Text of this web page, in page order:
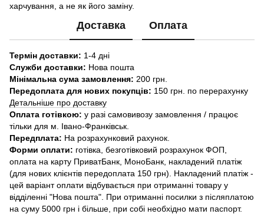
харчування, а не як його заміну.
Доставка Оплата
Термін доставки: 1-4 дні
Служби доставки: Нова пошта
Мінімальна сума замовлення: 200 грн.
Передоплата для нових покупців: 150 грн. по перерахунку
Детальніше про доставку
Оплата готівкою: у разі самовивозу замовлення / працює
тільки для м. Івано-Франківськ.
Передплата: На розрахунковий рахунок.
Форми оплати: готівка, безготівковий розрахунок ФОП,
оплата на карту ПриватБанк, МоноБанк, накладений платіж
(для нових клієнтів передоплата 150 грн). Накладений платіж -
цей варіант оплати відбувається при отриманні товару у
відділенні "Нова пошта". При отриманні посилки з післяплатою
на суму 5000 грн і більше, при собі необхідно мати паспорт.